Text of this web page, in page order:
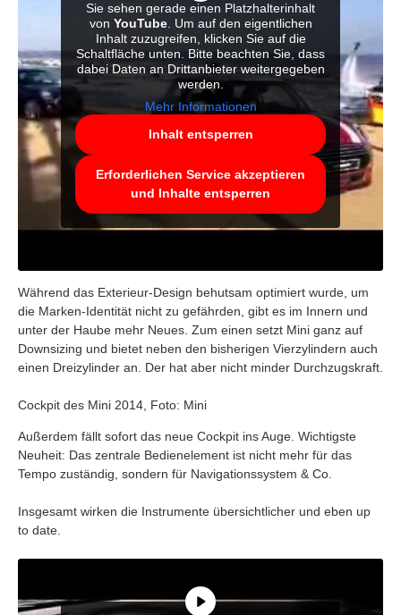
Sie sehen gerade einen Platzhalterinhalt
von YouTube. Um auf den eigentlichen
Inhalt zuzugreifen, klicken Sie auf die
Schaltfläche unten. Bitte beachten Sie, dass
dabei Daten an Drittanbieter weitergegeben
werden.
Mehr Informationen
Inhalt entsperren
Erforderlichen Service akzeptieren
und Inhalte entsperren
Während das Exterieur-Design behutsam optimiert wurde, um
die Marken-Identität nicht zu gefährden, gibt es im Innern und
unter der Haube mehr Neues. Zum einen setzt Mini ganz auf
Downsizing und bietet neben den bisherigen Vierzylindern auch
einen Dreizylinder an. Der hat aber nicht minder Durchzugskraft.
Cockpit des Mini 2014, Foto: Mini
Außerdem fällt sofort das neue Cockpit ins Auge. Wichtigste
Neuheit: Das zentrale Bedienelement ist nicht mehr für das
Tempo zuständig, sondern für Navigationssystem & Co.
Insgesamt wirken die Instrumente übersichtlicher und eben up
to date.